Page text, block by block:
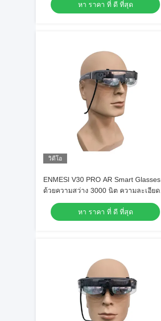
หา ราคา ที่ ดี ที่สุด
วิดีโอ
ENMESI V30 PRO AR Smart Glasses
ด้วยความสว่าง 3000 นิต ความละเอียด
1920 * 1080 และกล้อง 13 MP
หา ราคา ที่ ดี ที่สุด